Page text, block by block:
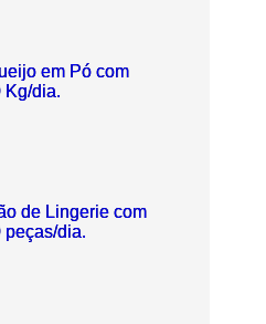
em Pó com
Kg/dia.
de Lingerie com
peças/dia.